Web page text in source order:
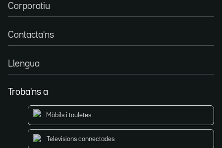
Corporatiu
Contacta'ns
Llengua
Troba'ns a
Mòbils i tauletes
Televisions connectades